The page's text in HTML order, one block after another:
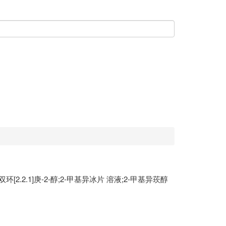
环[2.2.1]庚-2-醇;2-甲基异冰片 溶液;2-甲基异莰醇